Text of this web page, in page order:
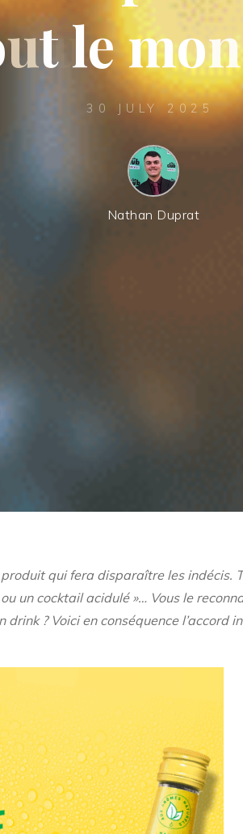
utlemon
30 JULY 2025
Nathan Duprat
qui fera disparaître les indécis.
un cocktail acidulé »… Vous le
drink ? Voici en conséquence l’accord